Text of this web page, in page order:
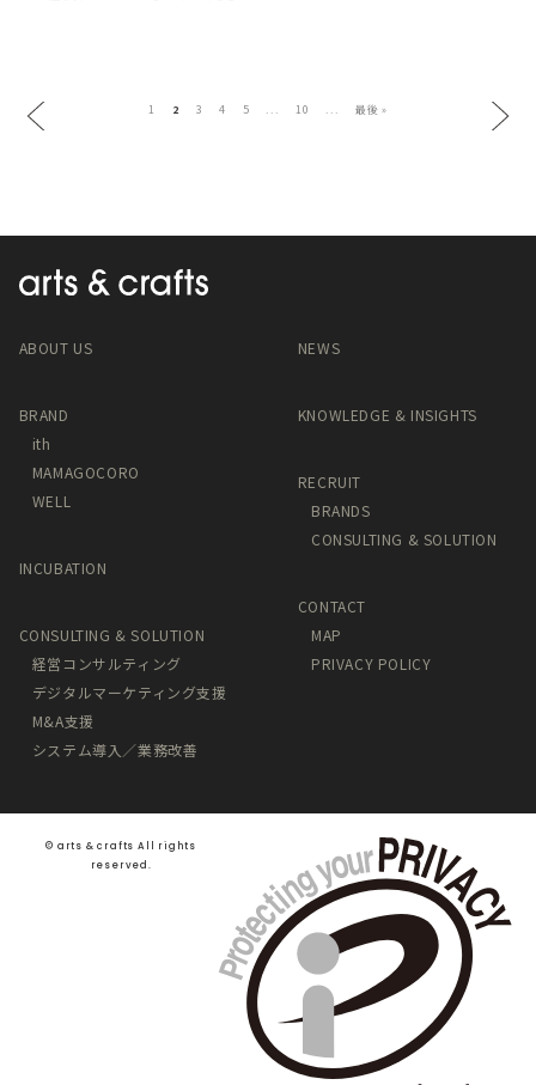
1 2 3 4 5 ... 10 ... 最後 »
ABOUT US
BRAND
ith
MAMAGOCORO
WELL
INCUBATION
CONSULTING & SOLUTION
経営コンサルティング
デジタルマーケティング支援
M&A支援
システム導入／業務改善
NEWS
KNOWLEDGE & INSIGHTS
RECRUIT
BRANDS
CONSULTING & SOLUTION
CONTACT
MAP
PRIVACY POLICY
©️ arts & crafts All rights
reserved.